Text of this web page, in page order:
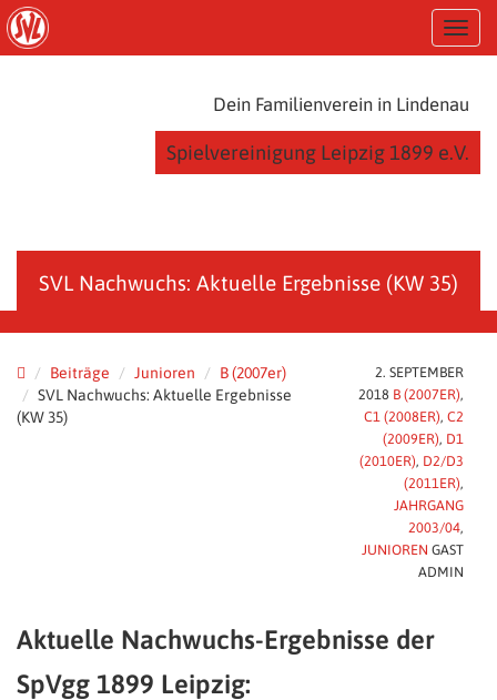
i
T
o
n
g
a
t
Dein Familienverein in Lindenau
Spielvereinigung Leipzig 1899 e.V.
SVL Nachwuchs: Aktuelle Ergebnisse (KW 35)
Beiträge Junioren
B (2007er)
SVL Nachwuchs: Aktuelle Ergebnisse
(KW 35)
2. SEPTEMBER
2018 B (2007ER),
C1 (2008ER), C2
(2009ER), D1
(2010ER), D2/D3
(2011ER),
JAHRGANG
2003/04,
JUNIOREN GAST
ADMIN
Aktuelle Nachwuchs-Ergebnisse der
SpVgg 1899 Leipzig: